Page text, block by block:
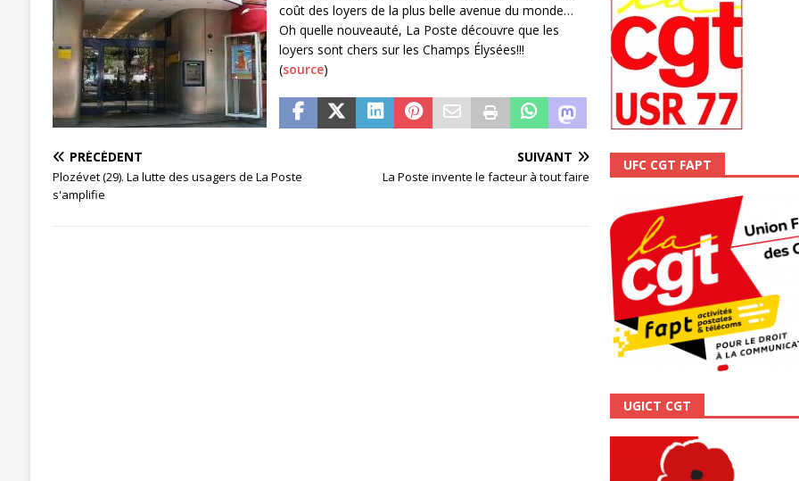
POSTAL
[ 11 septembre 2025 ] Chronopost – ChronoScope n°126
AUTRES TRACTS
[ 27 avril 2024 ] 1er MAI 2024
coût des loyers de la plus belle avenue du monde…
Oh quelle nouveauté, La Poste découvre que les
loyers sont chers sur les Champs Élysées!!!
(source)
PRÉCÉDENT
Plozévet (29). La lutte des usagers de La Poste
s'amplifie
SUIVANT
La Poste invente le facteur à tout faire
UFC CGT FAPT
UGICT CGT